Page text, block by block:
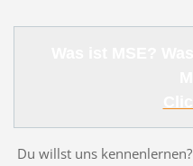
Du willst uns